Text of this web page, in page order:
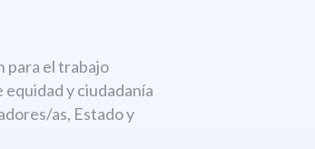
para el trabajo
y ciudadanía
as, Estado y